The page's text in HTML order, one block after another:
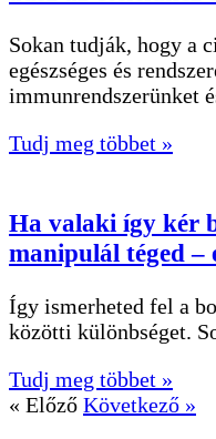
Sokan tudják, hogy a
egészséges és
immunrendszerünket
Tudj meg többet »
Ha valaki így kér
manipulál téged
Így ismerheted fel a
közötti különbséget.
Tudj meg többet »
« Előző Következő »